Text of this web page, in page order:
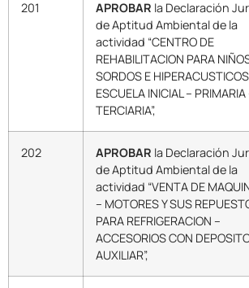
201 APROBAR la Declaración
de Aptitud Ambiental de la
actividad “CENTRO DE
REHABILITACION PARA
SORDOS E
ESCUELA INICIAL – PRIMARIA
TERCIARIA”,
202 APROBAR la Declaración
de Aptitud Ambiental de la
actividad “VENTA DE
– MOTORES Y SUS
PARA REFRIGERACION –
ACCESORIOS CON
AUXILIAR”,